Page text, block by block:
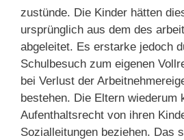
zustünde. Die Kinder hätten
ursprünglich aus dem des
abgeleitet. Es erstarke jedoch
Schulbesuch zum eigenen
bei Verlust der
bestehen. Die Eltern wiederum
Aufenthaltsrecht von ihren
Sozialleitungen beziehen. Das